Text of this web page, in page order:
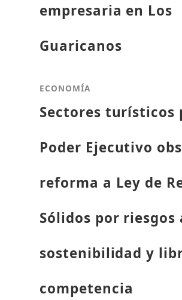
empresaria en Los
Guaricanos
ECONOMÍA
Sectores turísticos
Poder Ejecutivo
reforma a Ley de
Sólidos por riesgos
sostenibilidad y
competencia